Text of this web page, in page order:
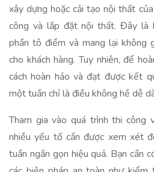
xây dựng hoặc cải tạo nội thất
công và lắp đặt nội thất. Đây là
phần tô điểm và mang lại không
cho khách hàng. Tuy nhiên, để
cách hoàn hảo và đạt được kết
một tuần chỉ là điều không hề dễ
Tham gia vào quá trình thi
nhiều yếu tố cần được xem xét
tuần ngắn gọn hiệu quả. Bạn cần